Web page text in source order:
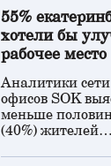
55%
хотели бы
рабочее место
Аналитики
офисов SOK
меньше
(40%) жителей…